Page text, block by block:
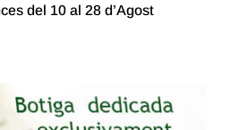
del 10 al 28 d’Agost